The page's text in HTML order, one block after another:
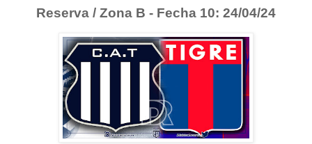
Reserva / Zona B - Fecha 10: 24/04/24